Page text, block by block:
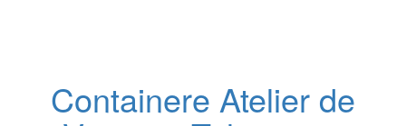
Containere Atelier de